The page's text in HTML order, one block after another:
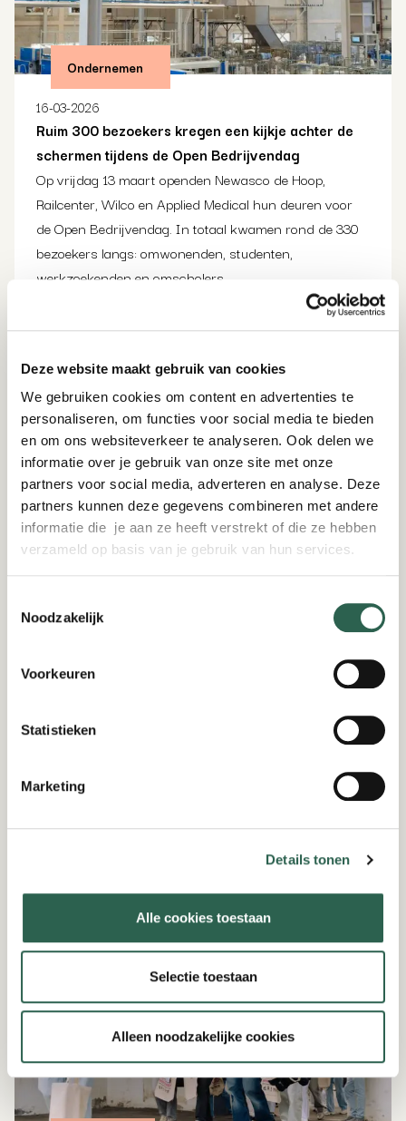
Deze website maakt gebruik van cookies
We gebruiken cookies om content en advertenties te
personaliseren, om functies voor social media te bieden
en om ons websiteverkeer te analyseren. Ook delen we
informatie over je gebruik van onze site met onze
partners voor social media, adverteren en analyse. Deze
partners kunnen deze gegevens combineren met andere
informatie die je aan ze heeft verstrekt of die ze hebben
verzameld op basis van je gebruik van hun services.
Noodzakelijk
Voorkeuren
Statistieken
Marketing
Details tonen
Alle cookies toestaan
Selectie toestaan
Alleen noodzakelijke cookies
Ondernemen
16-03-2026
Ruim 300 bezoekers kregen een kijkje achter de
schermen tijdens de Open Bedrijvendag
Op vrijdag 13 maart openden Newasco de Hoop,
Railcenter, Wilco en Applied Medical hun deuren voor
de Open Bedrijvendag. In totaal kwamen rond de 330
bezoekers langs: omwonenden, studenten,
werkzoekenden en omscholers.
18-03-2026
Amersfoort leidt doeners op voor de toekomst van het
instromers met praktijkopstellingen.